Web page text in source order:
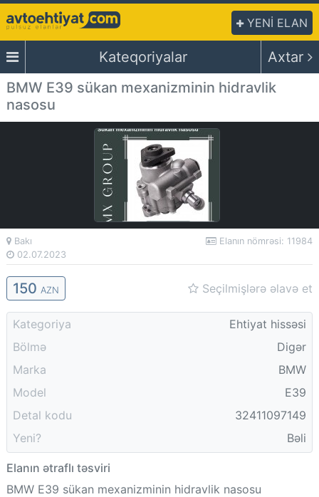
YENİ ELAN
Kateqoriyalar
Axtar
BMW E39 sükan mexanizminin hidravlik
nasosu
Bakı
02.07.2023
Elanın nömrəsi: 11984
150 AZN Seçilmişlərə əlavə et
Kategoriya
Ehtiyat hissəsi
Bölmə
Digər
Marka
BMW
Model
E39
Detal kodu
32411097149
Yeni?
Bəli
Elanın ətraflı təsviri
BMW E39 sükan mexanizminin hidravlik nasosu